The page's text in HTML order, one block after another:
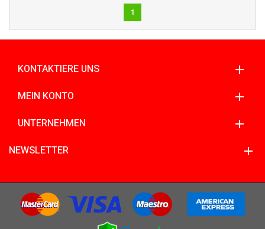
1
KONTAKTIERE UNS
MEIN KONTO
UNTERNEHMEN
NEWSLETTER